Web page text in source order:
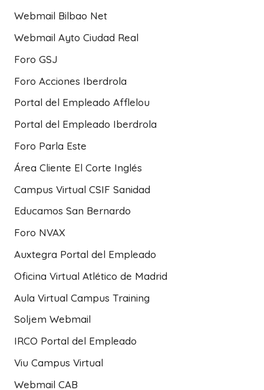
Webmail Bilbao Net
Webmail Ayto Ciudad Real
Foro GSJ
Foro Acciones Iberdrola
Portal del Empleado Afflelou
Portal del Empleado Iberdrola
Foro Parla Este
Área Cliente El Corte Inglés
Campus Virtual CSIF Sanidad
Educamos San Bernardo
Foro NVAX
Auxtegra Portal del Empleado
Oficina Virtual Atlético de Madrid
Aula Virtual Campus Training
Soljem Webmail
IRCO Portal del Empleado
Viu Campus Virtual
Webmail CAB